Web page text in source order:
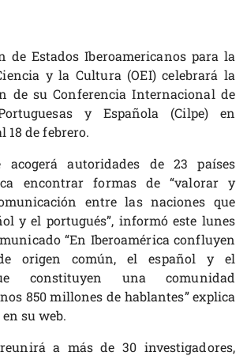
de Estados Iberoamericanos para la
y la Cultura (OEI) celebrará la
de su Conferencia Internacional de
y Española (Cilpe) en
18 de febrero.
acogerá autoridades de 23 países
encontrar formas de “valorar y
entre las naciones que
y el portugués”, informó este lunes
“En Iberoamérica confluyen
origen común, el español y el
constituyen una comunidad
850 millones de hablantes” explica
su web.
a más de 30 investigadores,